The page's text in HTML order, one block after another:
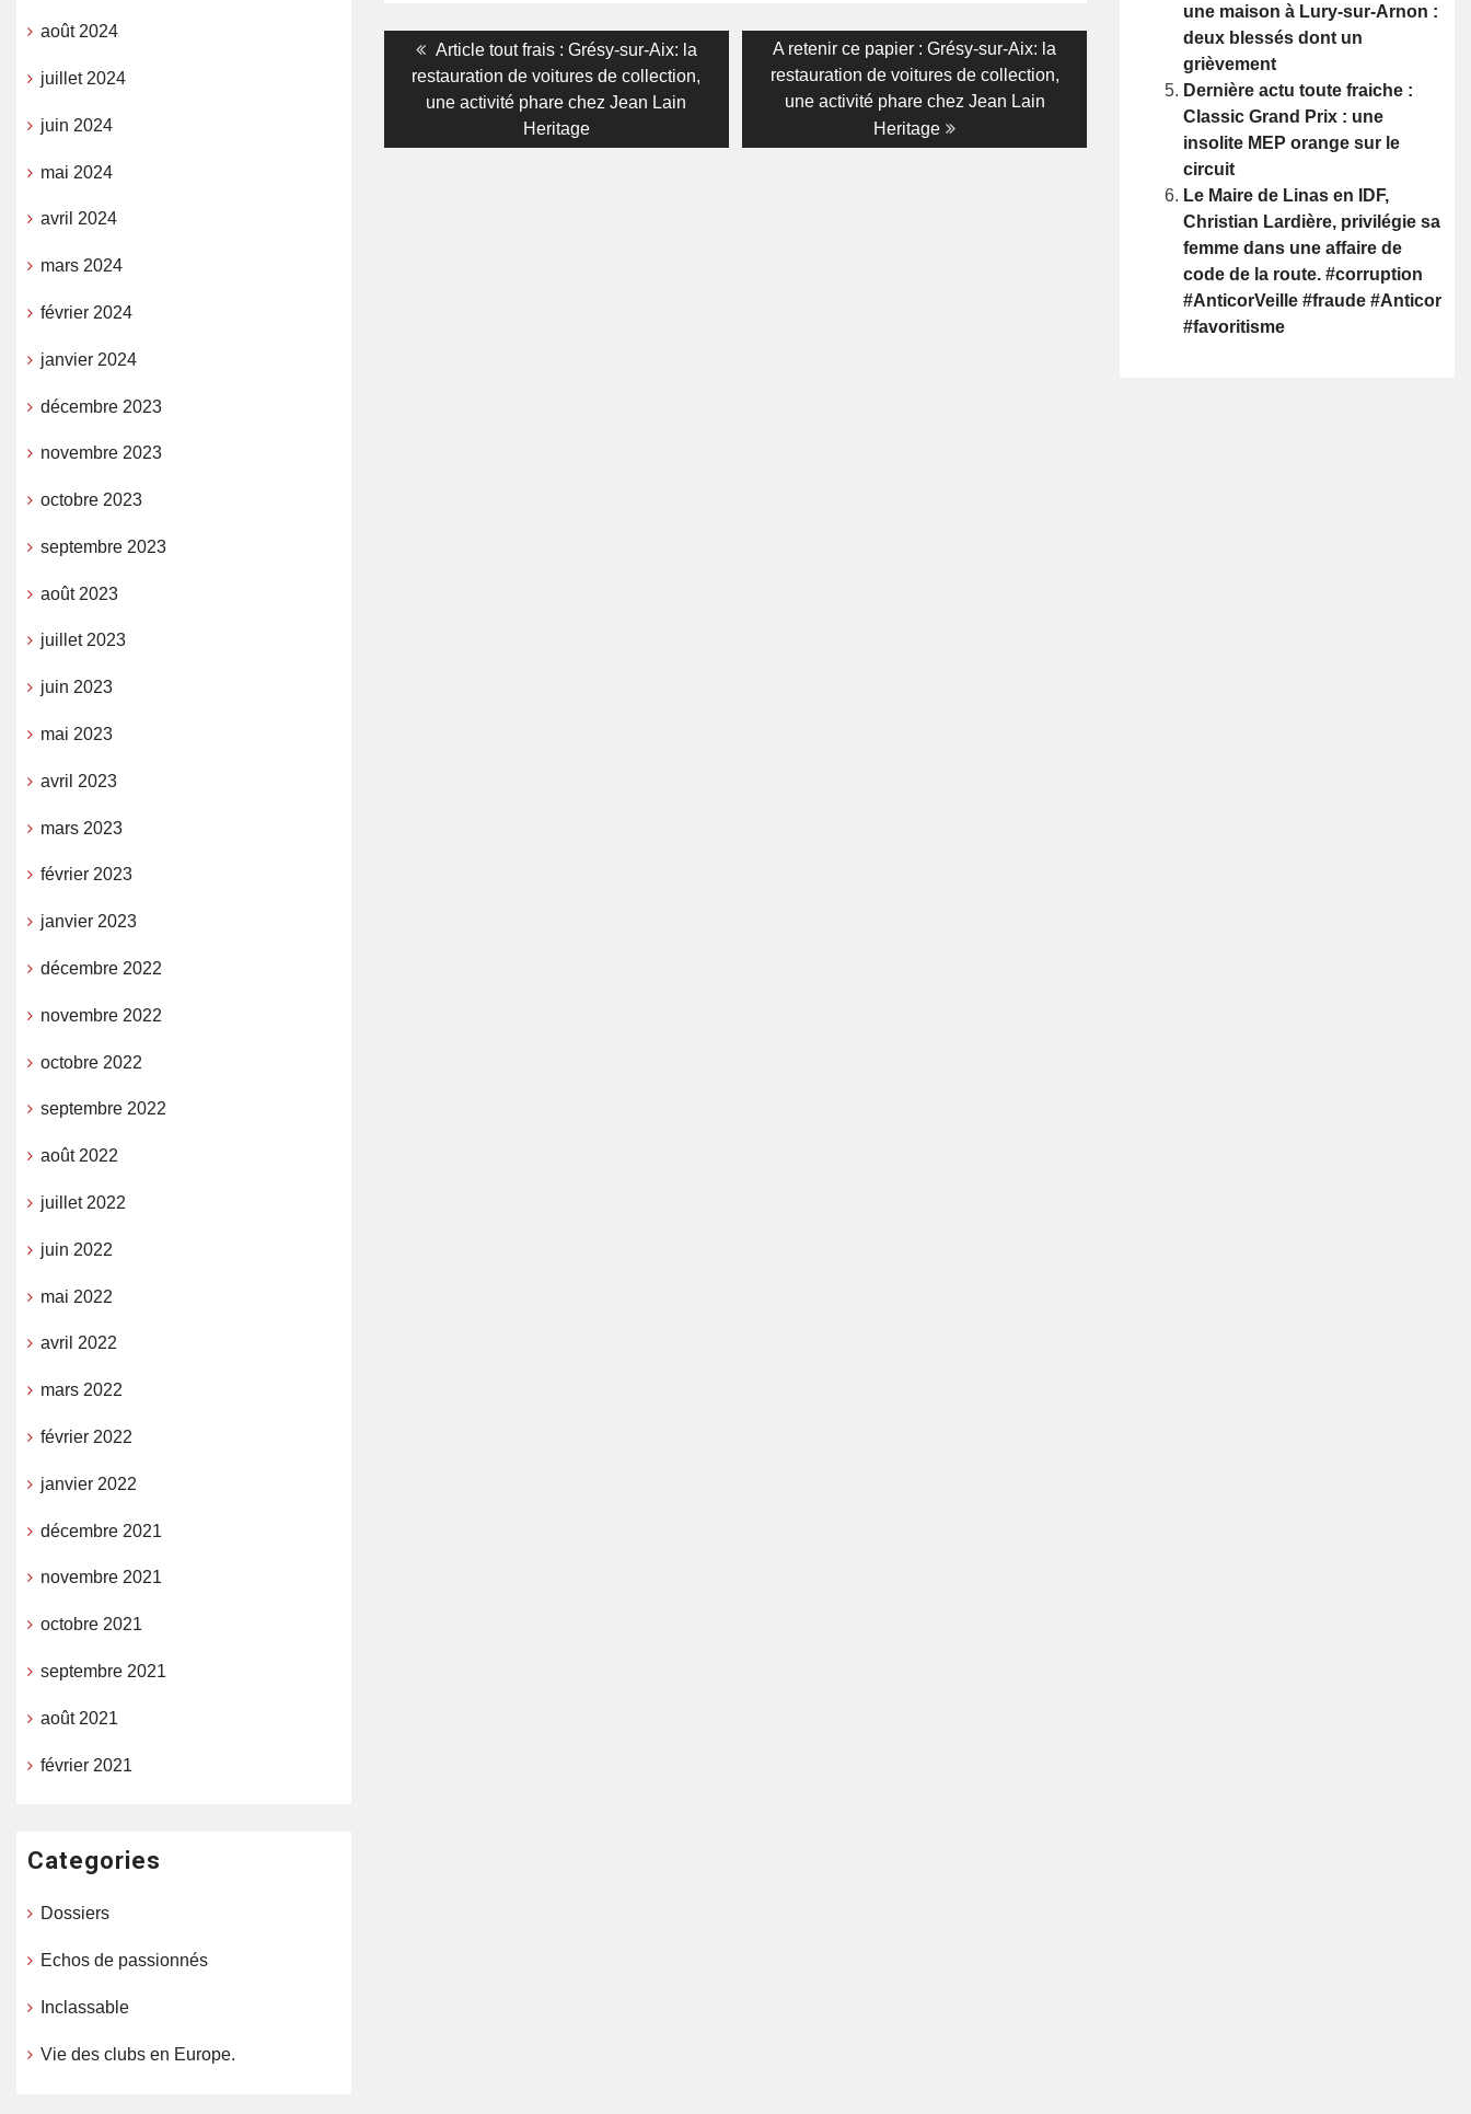
Navigation
Previous
post:
Article tout frais : Grésy-sur-Aix: la
restauration de voitures de collection,
une activité phare chez Jean Lain
Heritage
Next
post:
A retenir ce papier : Grésy-sur-Aix: la
restauration de voitures de collection,
une activité phare chez Jean Lain
Heritage
une maison à Lury-sur-Arnon :
deux blessés dont un
grièvement
Dernière actu toute fraiche :
Classic Grand Prix : une
insolite MEP orange sur le
circuit
Le Maire de Linas en IDF,
Christian Lardière, privilégie sa
femme dans une affaire de
code de la route. #corruption
#AnticorVeille #fraude #Anticor
#favoritisme
août 2024
juillet 2024
juin 2024
mai 2024
avril 2024
mars 2024
février 2024
janvier 2024
décembre 2023
novembre 2023
octobre 2023
septembre 2023
août 2023
juillet 2023
juin 2023
mai 2023
avril 2023
mars 2023
février 2023
janvier 2023
décembre 2022
novembre 2022
octobre 2022
septembre 2022
août 2022
juillet 2022
juin 2022
mai 2022
avril 2022
mars 2022
février 2022
janvier 2022
décembre 2021
novembre 2021
octobre 2021
septembre 2021
août 2021
février 2021
Categories
Dossiers
Echos de passionnés
Inclassable
Vie des clubs en Europe.